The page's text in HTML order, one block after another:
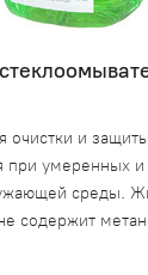
очистки и
при умеренных и
среды.
содержит